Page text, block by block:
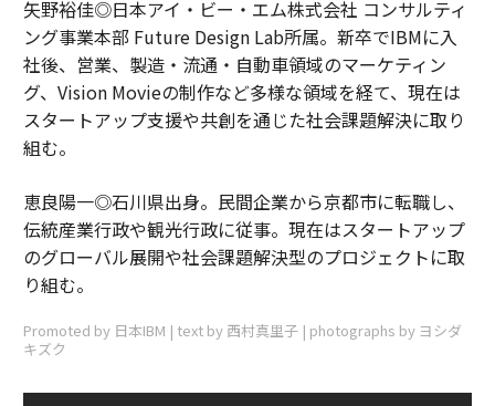
矢野裕佳◎日本アイ・ビー・エム株式会社 コンサルティ
ング事業本部 Future Design Lab所属。新卒でIBMに入
社後、営業、製造・流通・自動車領域のマーケティン
グ、Vision Movieの制作など多様な領域を経て、現在は
スタートアップ支援や共創を通じた社会課題解決に取り
組む。
恵良陽一◎石川県出身。民間企業から京都市に転職し、
伝統産業行政や観光行政に従事。現在はスタートアップ
のグローバル展開や社会課題解決型のプロジェクトに取
り組む。
Promoted by 日本IBM | text by 西村真里子 | photographs by ヨシダ
キズク